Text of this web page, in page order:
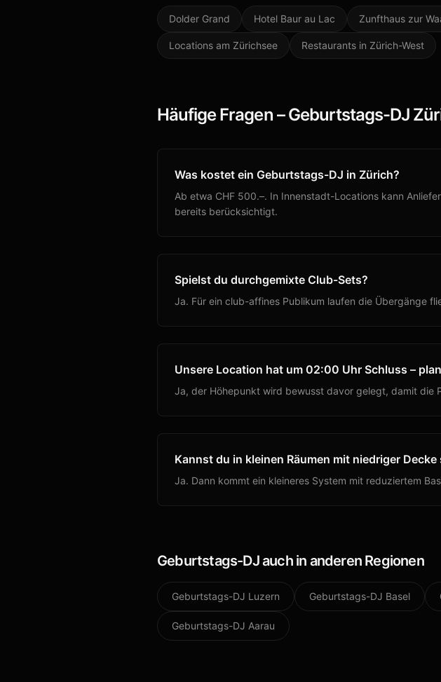
Dolder Grand Hotel Baur au Lac Zunfthaus zur
Locations am Zürichsee Restaurants in Zürich-West
Häufige Fragen –Geburtstags-DJ
Was kostet ein Geburtstags-DJ in Zürich?
Ab etwa CHF 500.–. In Innenstadt-Locations kann
bereits berücksichtigt.
Spielst du durchgemixte Club-Sets?
Ja. Für ein club-affines Publikum laufen die Übergänge
Unsere Location hat um 02:00 Uhr Schluss –
Ja, der Höhepunkt wird bewusst davor gelegt, damit die
Kannst du in kleinen Räumen mit niedriger Decke
Ja. Dann kommt ein kleineres System mit reduziertem
Geburtstags-DJauch in anderen Regionen
Geburtstags-DJ Luzern Geburtstags-DJ Basel
Geburtstags-DJ Aarau